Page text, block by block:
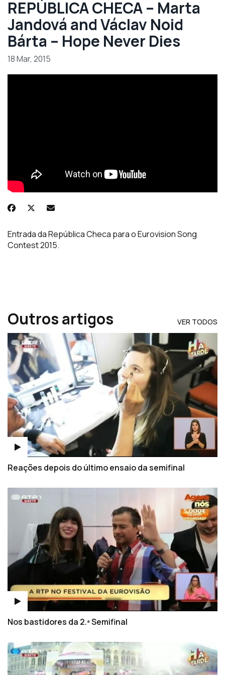
REPÚBLICA CHECA – Marta
Jandová and Václav Noid
Bárta – Hope Never Dies
18 Mar, 2015
Entrada da República Checa para o Eurovision Song
Contest 2015.
Outros artigos VER TODOS
Reações depois do último ensaio da semifinal
Nos bastidores da 2.ª Semifinal